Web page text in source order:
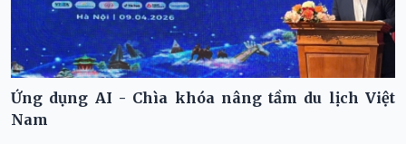
Ứng dụng AI - Chìa khóa nâng tầm du lịch Việt
Nam